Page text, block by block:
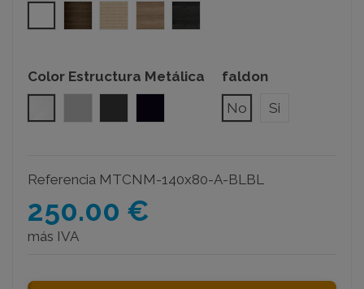
Color Estructura Metálica
faldon
No
Si
Referencia MTCNM-140x80-A-BLBL
250.00 €
más IVA